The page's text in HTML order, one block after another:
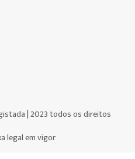
| 2023 todos os direitos
legal em vigor